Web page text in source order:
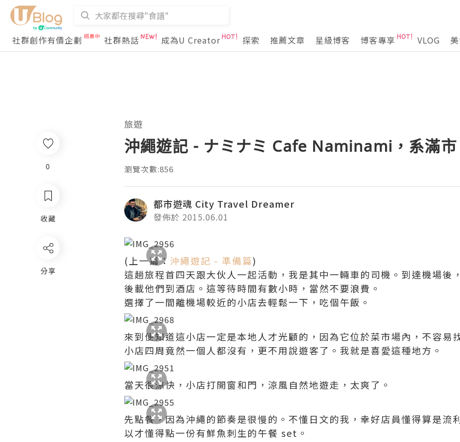
社群創作有價企劃
社群熱話 成為U Creator 探索 推薦文章 星級博客 博客專享 VLOG
旅遊
沖繩遊記 - ナミナミ Cafe Naminami，系滿市
瀏覽次數:856
都市遊魂 City Travel Dreamer
發佈於 2015.06.01
(上一篇： 沖繩遊記 - 準備篇)
這趟旅程首四天跟大伙人一起活動，我是其中一輛車的司機。到達機場後
後載他們到酒店。這等待時間有數小時，當然不要浪費。
選擇了一間離機場較近的小店去輕鬆一下，吃個午飯。
來到便知道這小店一定是本地人才光顧的，因為它位於菜市場內，不容易
小店四周竟然一個人都沒有，更不用說遊客了。我就是喜愛這種地方。
當天很涼快，小店打開窗和門，涼風自然地遊走，太爽了。
先點餐，因為沖繩的節奏是很慢的。不懂日文的我，幸好店員懂得算是流
以才懂得點一份有鮮魚刺生的午餐 set。
0
收藏
分享